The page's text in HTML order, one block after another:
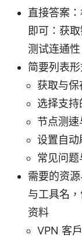
直接答案
即可：获
测试连通
简要列表形
获取与
选择支
节点测
设置自动
常见问
需要的资
与工具名
资料
VPN 客